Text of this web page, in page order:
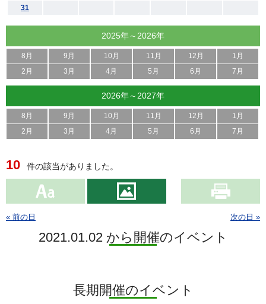
31
2025年～2026年
8月 9月 10月 11月 12月
1月
2月
3月 4月 5月 6月 7月
2026年～2027年
8月 9月 10月 11月 12月
1月
2月
3月 4月 5月 6月 7月
10 件の該当がありました。
« 前の日 次の日 »
2021.01.02 から開催のイベント
長期開催のイベント